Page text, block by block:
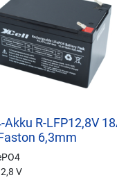
Akku R-LFP12,8V
6,3mm
V